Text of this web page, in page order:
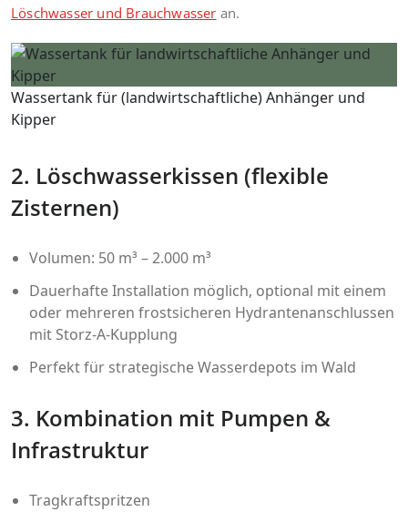
Löschwasser und Brauchwasser an.
Wassertank für (landwirtschaftliche) Anhänger und
Kipper
2. Löschwasserkissen (flexible
Zisternen)
Volumen: 50 m³ – 2.000 m³
Dauerhafte Installation möglich, optional mit einem
oder mehreren frostsicheren Hydrantenanschlussen
mit Storz-A-Kupplung
Perfekt für strategische Wasserdepots im Wald
3. Kombination mit Pumpen &
Infrastruktur
Tragkraftspritzen